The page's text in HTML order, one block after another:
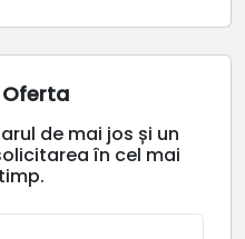
de mai jos și un
în cel mai